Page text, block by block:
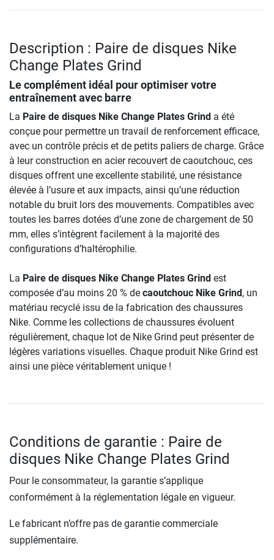
Description : Paire de disques Nike
Change Plates Grind
Le complément idéal pour optimiser votre
entraînement avec barre
La Paire de disques Nike Change Plates Grind a été
conçue pour permettre un travail de renforcement efficace,
avec un contrôle précis et de petits paliers de charge. Grâce
à leur construction en acier recouvert de caoutchouc, ces
disques offrent une excellente stabilité, une résistance
élevée à l’usure et aux impacts, ainsi qu’une réduction
notable du bruit lors des mouvements. Compatibles avec
toutes les barres dotées d’une zone de chargement de 50
mm, elles s’intègrent facilement à la majorité des
configurations d’haltérophilie.
La Paire de disques Nike Change Plates Grind est
composée d’au moins 20 % de caoutchouc Nike Grind , un
matériau recyclé issu de la fabrication des chaussures
Nike. Comme les collections de chaussures évoluent
régulièrement, chaque lot de Nike Grind peut présenter de
légères variations visuelles. Chaque produit Nike Grind est
ainsi une pièce véritablement unique !
Conditions de garantie : Paire de
disques Nike Change Plates Grind
Pour le consommateur, la garantie s’applique
conformément à la réglementation légale en vigueur.
Le fabricant n’offre pas de garantie commerciale
supplémentaire.